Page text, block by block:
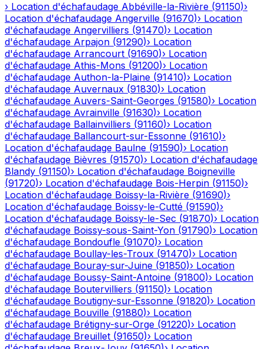
› Location d'échafaudage Abbéville-la-Rivière (91150)›
Location d'échafaudage Angerville (91670)› Location
d'échafaudage Angervilliers (91470)› Location
d'échafaudage Arpajon (91290)› Location
d'échafaudage Arrancourt (91690)› Location
d'échafaudage Athis-Mons (91200)› Location
d'échafaudage Authon-la-Plaine (91410)› Location
d'échafaudage Auvernaux (91830)› Location
d'échafaudage Auvers-Saint-Georges (91580)› Location
d'échafaudage Avrainville (91630)› Location
d'échafaudage Ballainvilliers (91160)› Location
d'échafaudage Ballancourt-sur-Essonne (91610)›
Location d'échafaudage Baulne (91590)› Location
d'échafaudage Bièvres (91570)› Location d'échafaudage
Blandy (91150)› Location d'échafaudage Boigneville
(91720)› Location d'échafaudage Bois-Herpin (91150)›
Location d'échafaudage Boissy-la-Rivière (91690)›
Location d'échafaudage Boissy-le-Cutté (91590)›
Location d'échafaudage Boissy-le-Sec (91870)› Location
d'échafaudage Boissy-sous-Saint-Yon (91790)› Location
d'échafaudage Bondoufle (91070)› Location
d'échafaudage Boullay-les-Troux (91470)› Location
d'échafaudage Bouray-sur-Juine (91850)› Location
d'échafaudage Boussy-Saint-Antoine (91800)› Location
d'échafaudage Boutervilliers (91150)› Location
d'échafaudage Boutigny-sur-Essonne (91820)› Location
d'échafaudage Bouville (91880)› Location
d'échafaudage Brétigny-sur-Orge (91220)› Location
d'échafaudage Breuillet (91650)› Location